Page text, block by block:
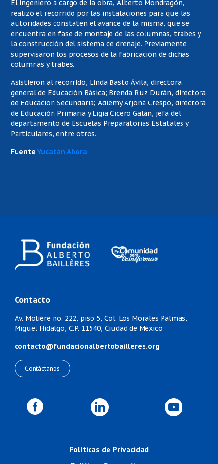
El ingeniero a cargo de la obra, Alberto Mondragón,
realizó el recorrido por las instalaciones para que las
autoridades constaten el avance de la misma, que se
encuentra en fase de montaje de las columnas, trabes y
la construcción del sistema de drenaje. Previamente
supervisaron los procesos de la fabricación de dichas
columnas y trabes.
Asistieron al recorrido, Linda Basto Ávila, directora
general de Educación Básica; Brenda Ruz Durán, directora
de Educación Secundaria; Adlemy Arjona Crespo, directora
de Educación Primaria y Ligia Cicero Galán, jefa del
departamento de Escuelas Preparatorias Estatales y
Particulares, entre otros.
FuenteYucatán Ahora
Contacto
Av. Molière no. 222, piso 5, Col. Los Morales Palmas,
Miguel Hidalgo, C.P. 11540, Ciudad de México
contacto@fundacionalbertobailleres.org
Contáctanos
Políticas de Privacidad